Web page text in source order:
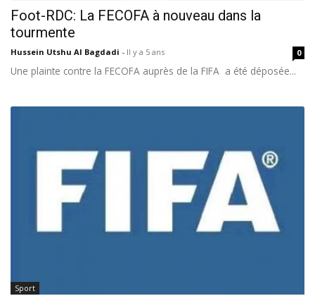
Foot-RDC: La FECOFA à nouveau dans la
tourmente
Hussein Utshu Al Bagdadi - Il y a 5 ans 0
Une plainte contre la FECOFA auprès de la FIFA a été déposée...
Sport